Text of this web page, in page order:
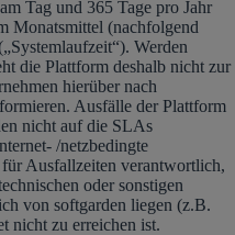
Tag und 365 Tage pro Jahr
Monatsmittel (nachfolgend
Werden
die Plattform deshalb nicht zur
hierüber nach
Ausfälle der Plattform
nicht auf die SLAs
/netzbedingte
Ausfallzeiten verantwortlich,
oder sonstigen
von softgarden liegen (z.B.
nicht zu erreichen ist.